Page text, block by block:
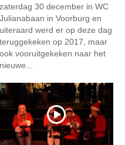
zaterdag 30 december in WC
Julianabaan in Voorburg en
uiteraard werd er op deze dag
teruggekeken op 2017, maar
ook vooruitgekeken naar het
nieuwe...